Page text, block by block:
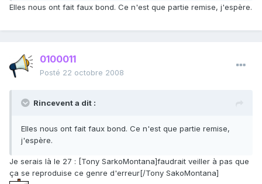
Elles nous ont fait faux bond. Ce n'est que partie remise, j'espère.
0100011
Posté 22 octobre 2008
Rincevent a dit :
Elles nous ont fait faux bond. Ce n'est que partie remise,
j'espère.
Je serais là le 27 : [Tony SarkoMontana]faudrait veiller à pas que
ça se reproduise ce genre d'erreur[/Tony SakoMontana]